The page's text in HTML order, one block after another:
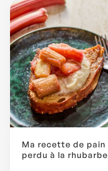
Ma recette de pain
perdu à la rhubarbe